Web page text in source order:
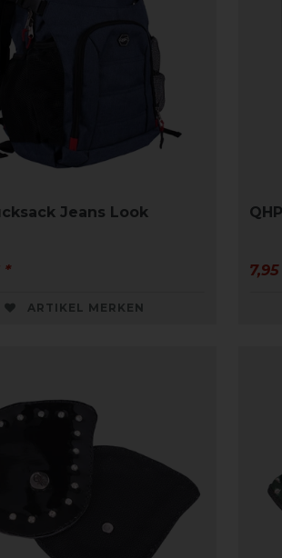
Jeans Look
*
ARTIKEL MERKEN